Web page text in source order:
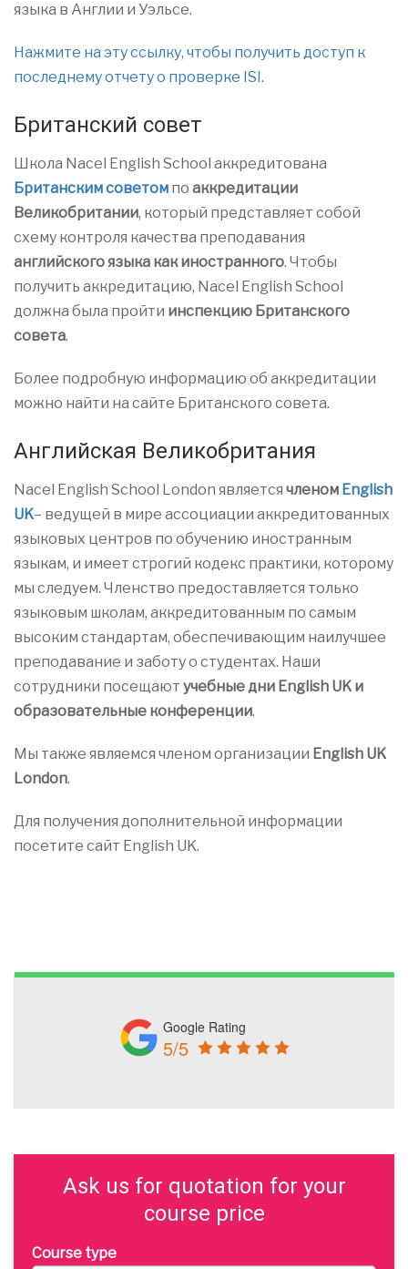
языка в Англии и Уэльсе.
Нажмите на эту ссылку, чтобы получить доступ к
последнему отчету о проверке ISI.
Британский совет
Школа Nacel English School аккредитована
Британским советом по аккредитации
Великобритании, который представляет собой
схему контроля качества преподавания
английского языка как иностранного. Чтобы
получить аккредитацию, Nacel English School
должна была пройти инспекцию Британского
совета.
Более подробную информацию об аккредитации
можно найти на сайте Британского совета.
Английская Великобритания
Nacel English School London является членом English
UK– ведущей в мире ассоциации аккредитованных
языковых центров по обучению иностранным
языкам, и имеет строгий кодекс практики, которому
мы следуем. Членство предоставляется только
языковым школам, аккредитованным по самым
высоким стандартам, обеспечивающим наилучшее
преподавание и заботу о студентах. Наши
сотрудники посещают учебные дни English UK и
образовательные конференции.
Мы также являемся членом организации English UK
London.
Для получения дополнительной информации
посетите сайт English UK.
Google Rating
5/5
Ask us for quotation for your
course price
Course type